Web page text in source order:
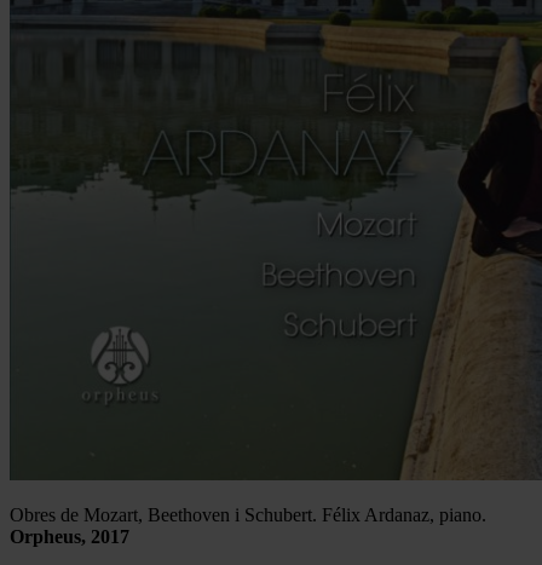
Obres de Mozart, Beethoven i Schubert. Félix Ardanaz, piano.
Orpheus, 2017